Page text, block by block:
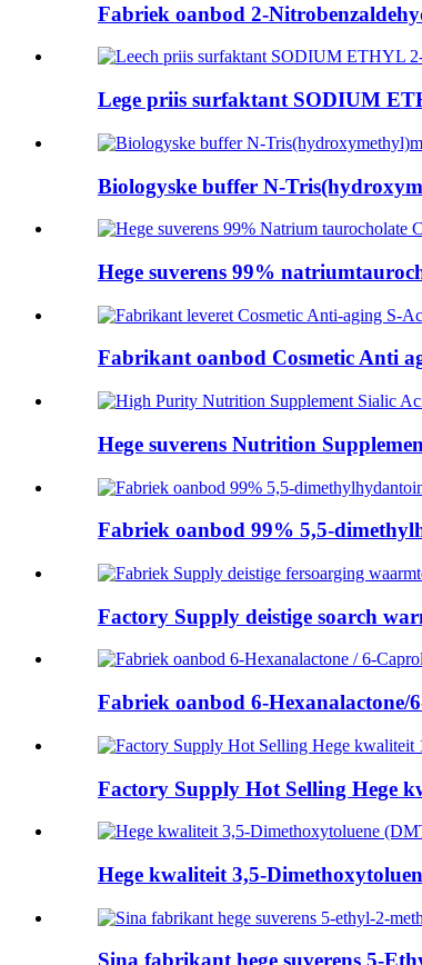
Fabriek oanbod 2-
Lege priis surfaktant SODIUM
Biologyske buffer N-
Hege suverens 99%
Fabrikant oanbod Cosmetic Anti
Hege suverens Nutrition
Fabriek oanbod 99% 5,5-
Factory Supply deistige soarch
Fabriek oanbod 6-Hexanalactone/
Factory Supply Hot Selling Hege
Hege kwaliteit 3,5-